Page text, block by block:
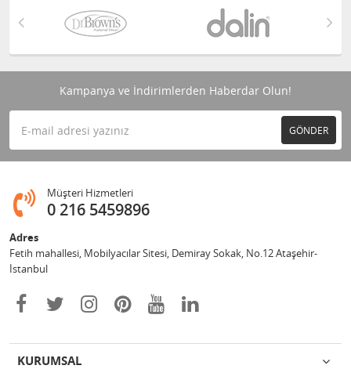
Kampanya ve İndirimlerden Haberdar Olun!
GÖNDER
Müşteri Hizmetleri
0 216 5459896
Adres
Fetih mahallesi, Mobilyacılar Sitesi, Demiray Sokak, No.12 Ataşehir-
İstanbul
KURUMSAL